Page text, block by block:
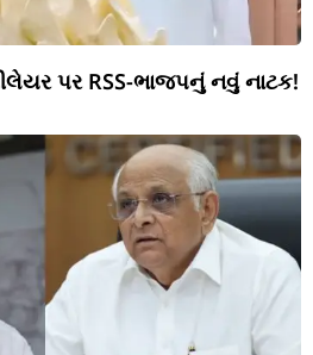
પર RSS-ભાજપનું નવું નાટક!